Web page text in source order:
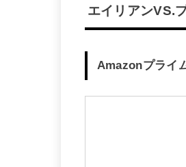
エイリアンVS.
Amazonプライ